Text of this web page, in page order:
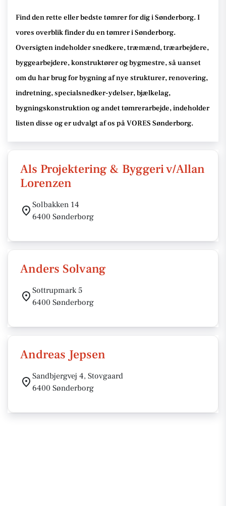
Find den rette eller bedste tømrerfor dig i Sønderborg. I
vores overblik finder du en tømrer i Sønderborg.
Oversigten indeholder snedkere, træmænd, træarbejdere,
byggearbejdere, konstruktører og bygmestre,så uanset
om du har brug for bygning af nye strukturer, renovering,
indretning, specialsnedker-ydelser, bjælkelag,
bygningskonstruktion og andet tømrerarbejde, indeholder
listen disse og er udvalgt af os på VORES Sønderborg.
Als Projektering & Byggeri v/Allan
Lorenzen
Solbakken 14
6400 Sønderborg
Anders Solvang
Sottrupmark 5
6400 Sønderborg
Andreas Jepsen
Sandbjergvej 4, Stovgaard
6400 Sønderborg